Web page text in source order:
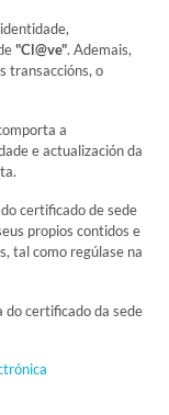
"Cl@ve". Ademais,
transaccións, o
a
e actualización da
certificado de sede
propios contidos e
tal como regúlase na
do certificado da sede